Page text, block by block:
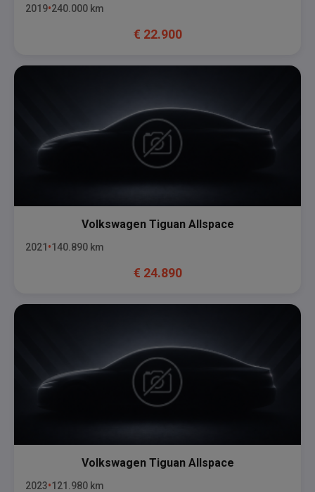
2019 240.000 km
€ 22.900
Volkswagen Tiguan Allspace
2021 140.890 km
€ 24.890
Volkswagen Tiguan Allspace
2023 121.980 km